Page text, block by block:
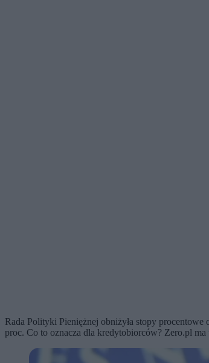
Rada Polityki Pieniężnej obniżyła stopy
proc. Co to oznacza dla kredytobiorców? Zero.pl ma